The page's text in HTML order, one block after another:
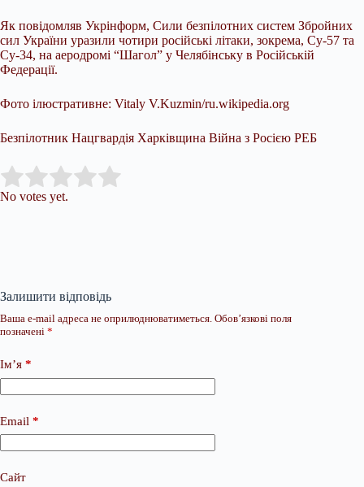
Як повідомляв Укрінформ, Сили безпілотних систем Збройних
сил України уразили чотири російські літаки, зокрема, Су-57 та
Су-34, на аеродромі “Шагол” у Челябінську в Російській
Федерації.
Фото ілюстративне: Vitaly V.Kuzmin/ru.wikipedia.org
Безпілотник Нацгвардія Харківщина Війна з Росією РЕБ
Rate this item:
No votes yet.
Залишити відповідь
Ваша e-mail адреса не оприлюднюватиметься. Обов’язкові поля
позначені *
Ім’я *
Email *
Сайт